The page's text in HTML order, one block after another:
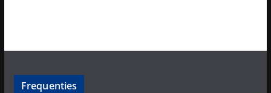
Frequenties